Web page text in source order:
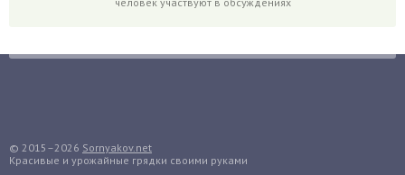
Гуава
Гузмания
© 2015–2026 Sornyakov.net
Красивые и урожайные грядки своими руками